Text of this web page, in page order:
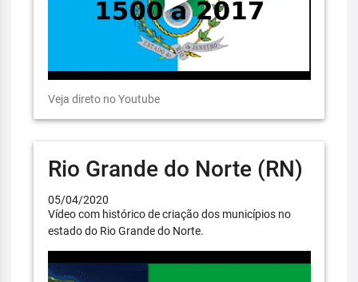
Veja direto no Youtube
Rio Grande do Norte (RN)
05/04/2020
Vídeo com histórico de criação dos municípios no
estado do Rio Grande do Norte.